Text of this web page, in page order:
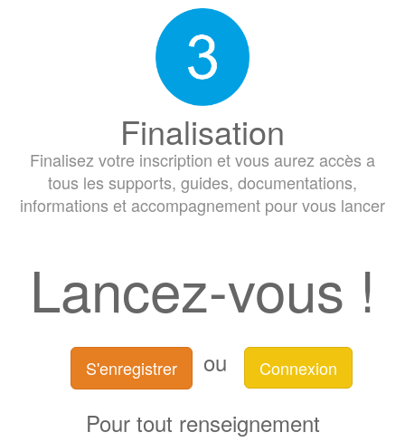
Finalisation
Finalisez votre inscription et vous aurez accès a
tous les supports, guides, documentations,
informations et accompagnement pour vous lancer
Lancez-vous !
S'enregistrer ou Connexion
Pour tout renseignement